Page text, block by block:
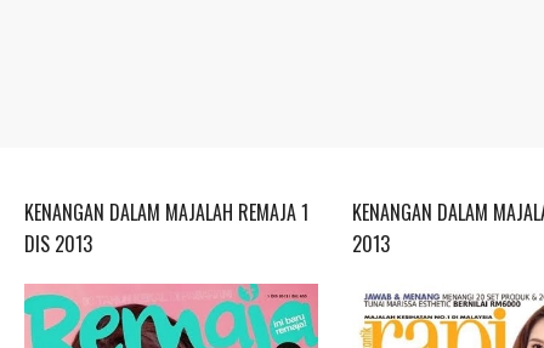
KENANGAN DALAM MAJALAH REMAJA 1
DIS 2013
KENANGAN DALAM
2013